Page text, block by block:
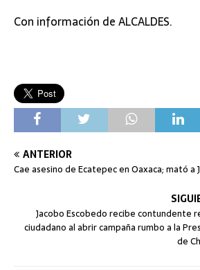
Con información de ALCALDES.
ANTERIOR
Cae asesino de Ecatepec en Oaxaca; mató a
Jacobo Escobedo recibe contundente
ciudadano al abrir campaña rumbo a la
de